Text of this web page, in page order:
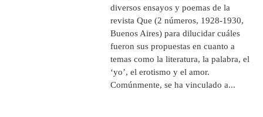
diversos ensayos y poemas de la
revista Que (2 números, 1928-1930,
Buenos Aires) para dilucidar cuáles
fueron sus propuestas en cuanto a
temas como la literatura, la palabra, el
‘yo’, el erotismo y el amor.
Comúnmente, se ha vinculado a...